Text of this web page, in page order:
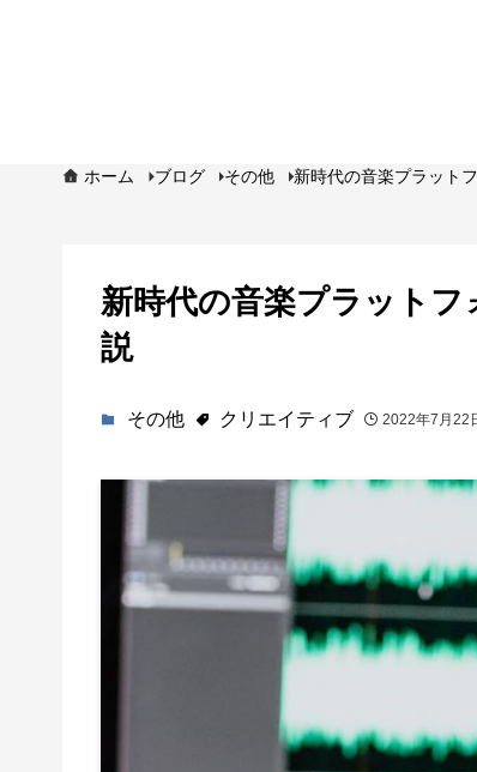
ホーム ブログ その他 新時代の音楽プラット
新時代の音楽プラット
説
その他 クリエイティブ 2022年7月22